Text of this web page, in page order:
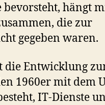
bevorsteht, hängt
die zur
gegeben waren.
die Entwicklung
1960er mit dem
IT-Dienste